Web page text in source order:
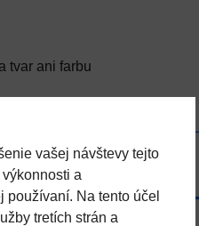
tvar ani farbu
vašej návštevy tejto
a
Na tento účel
tretích strán a